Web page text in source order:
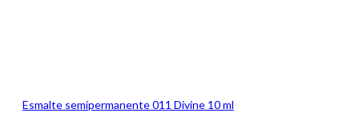
Esmalte semipermanente 011 Divine 10 ml